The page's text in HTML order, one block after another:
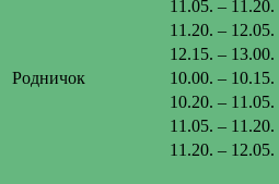
11.05. – 11.20.
11.20. – 12.05.
12.15. – 13.00.
Родничок
10.00. – 10.15.
10.20. – 11.05.
11.05. – 11.20.
11.20. – 12.05.